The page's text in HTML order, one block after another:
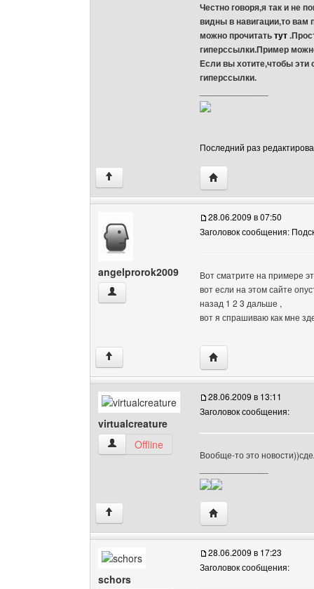
Честно говоря,я так и не
видны в навигации,то
можно прочитатьтут
гиперссылки.Пример
Если вы хотите,чтобы эти
гиперссылки.
Последний раз
↑ Посетить сайт
angelprorok2009
angelprorok2009 Посмотреть профиль
28.06.2009 в 07:50
Заголовок сообщения:
Вот сматрите на примере
вот если на этом сайте
назад 1 2 3 дальше ,
вот я спрашиваю как мне
↑ Посетить сайт
virtualcreature
virtualcreature Посмотреть профиль
Offline
28.06.2009 в 13:11
Заголовок сообщения:
Вообще-то это
↑ Посетить сайт
schors
28.06.2009 в 17:23
Заголовок сообщения: